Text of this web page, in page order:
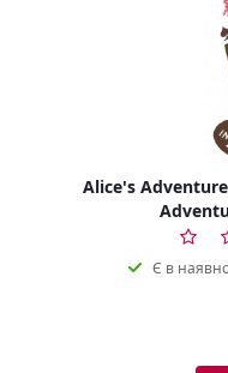
Alice's
Є в